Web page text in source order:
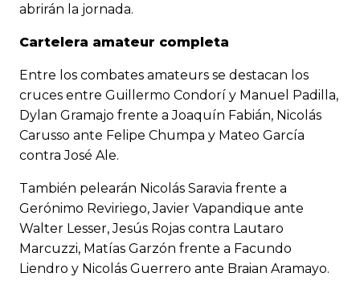
abrirán la jornada.
Cartelera amateur completa
Entre los combates amateurs se destacan los
cruces entre Guillermo Condorí y Manuel Padilla,
Dylan Gramajo frente a Joaquín Fabián, Nicolás
Carusso ante Felipe Chumpa y Mateo García
contra José Ale.
También pelearán Nicolás Saravia frente a
Gerónimo Reviriego, Javier Vapandique ante
Walter Lesser, Jesús Rojas contra Lautaro
Marcuzzi, Matías Garzón frente a Facundo
Liendro y Nicolás Guerrero ante Braian Aramayo.